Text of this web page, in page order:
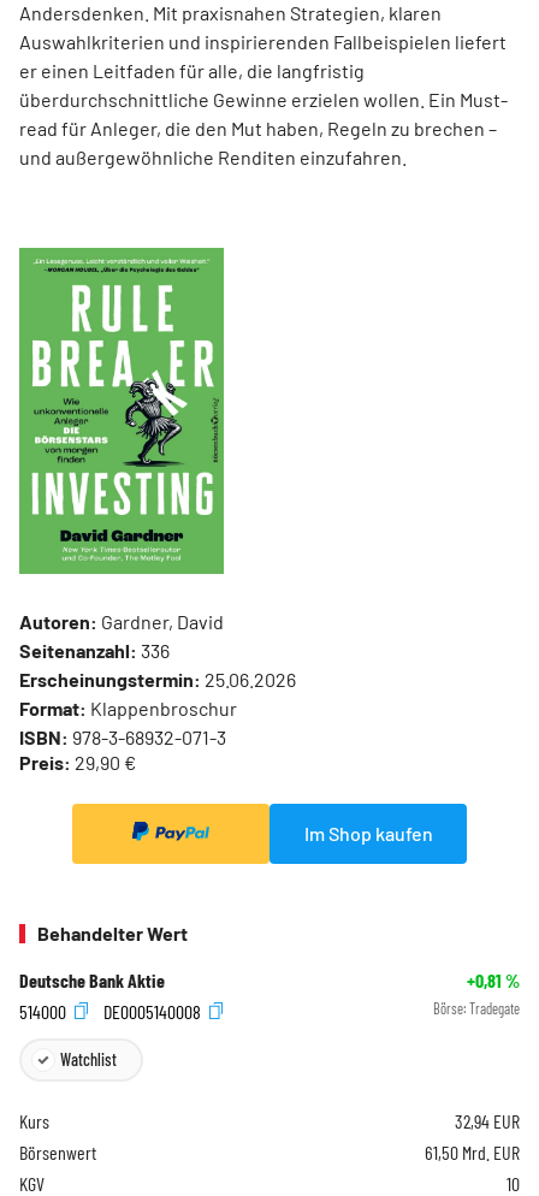
Andersdenken. Mit praxisnahen Strategien, klaren
Auswahlkriterien und inspirierenden Fallbeispielen liefert
er einen Leit­faden für alle, die langfristig
überdurchschnittliche Gewinne erzielen wollen. Ein Must-
read für Anleger, die den Mut haben, Regeln zu brechen –
und außergewöhnliche Renditen einzufahren.
Autoren: Gardner, David
Seitenanzahl: 336
Erscheinungstermin: 25.06.2026
Format: Klappenbroschur
ISBN: 978-3-68932-071-3
Preis: 29,90 €
Im Shop kaufen
Behandelter Wert
Deutsche Bank Aktie +0,81 %
514000
DE0005140008 Börse: Tradegate
Watchlist
Kurs 32,94 EUR
Börsenwert
61,50 Mrd. EUR
KGV
10